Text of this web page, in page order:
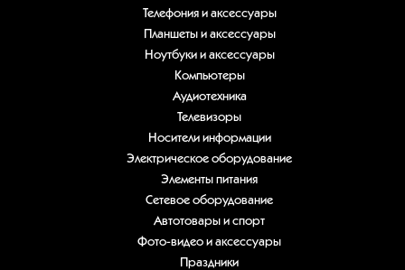
Телефония и аксессуары
Планшеты и аксессуары
Ноутбуки и аксессуары
Компьютеры
Аудиотехника
Телевизоры
Носители информации
Электрическое оборудование
Элементы питания
Сетевое оборудование
Автотовары и спорт
Фото-видео и аксессуары
Праздники